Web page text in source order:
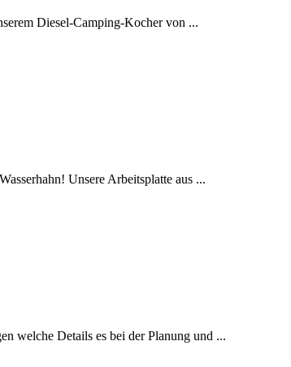
Diesel-Camping-Kocher von ...
Unsere Arbeitsplatte aus ...
welche Details es bei der Planung und ...